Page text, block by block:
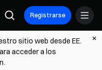
Registrarse
sitio web desde EE.
acceder a los